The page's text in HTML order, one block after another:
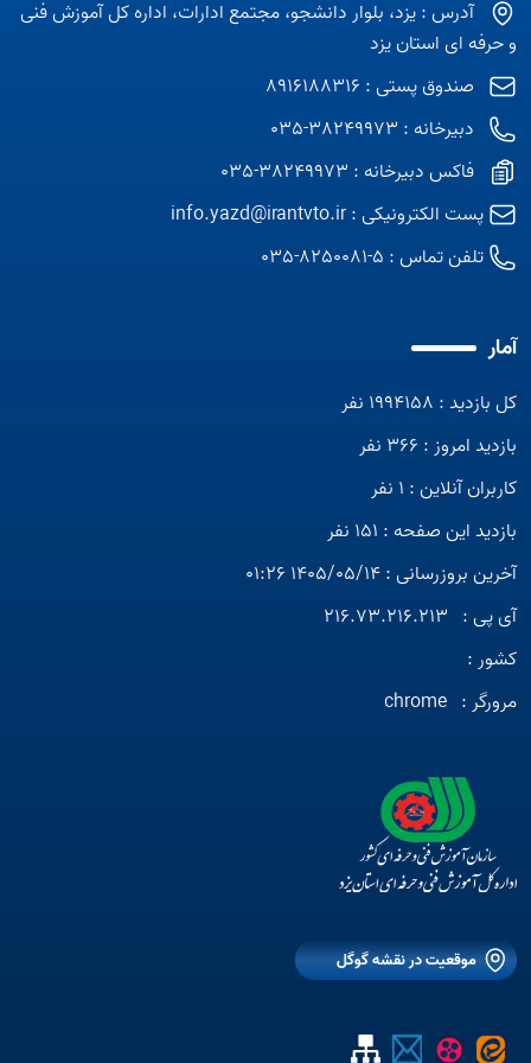
آدرس : یزد، بلوار دانشجو، مجتمع ادارات، اداره کل آموزش فنی
و حرفه ای استان یزد
صندوق پستی : 8916188316
دبیرخانه : 38249973-035
فاکس دبیرخانه : 38249973-035
پست الکترونیکی :info.yazd@irantvto.ir
تلفن تماس : 5-8250081-035
آمار
کل بازدید : 1994158 نفر
بازدید امروز : 366 نفر
کاربران آنلاین : 1 نفر
بازدید این صفحه : 151 نفر
آخرین بروزرسانی : 1405/05/14 01:26
آی پی : 216.73.216.213
کشور :
مرورگر : chrome
موقعیت در نقشه گوگل